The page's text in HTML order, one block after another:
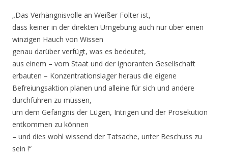
„Das Verhängnisvolle an Weißer Folter ist,
dass keiner in der direkten Umgebung auch nur über einen
winzigen Hauch von Wissen
genau darüber verfügt, was es bedeutet,
aus einem – vom Staat und der ignoranten Gesellschaft
erbauten – Konzentrationslager heraus die eigene
Befreiungsaktion planen und alleine für sich und andere
durchführen zu müssen,
um dem Gefängnis der Lügen, Intrigen und der Prosekution
entkommen zu können
– und dies wohl wissend der Tatsache, unter Beschuss zu
sein !“